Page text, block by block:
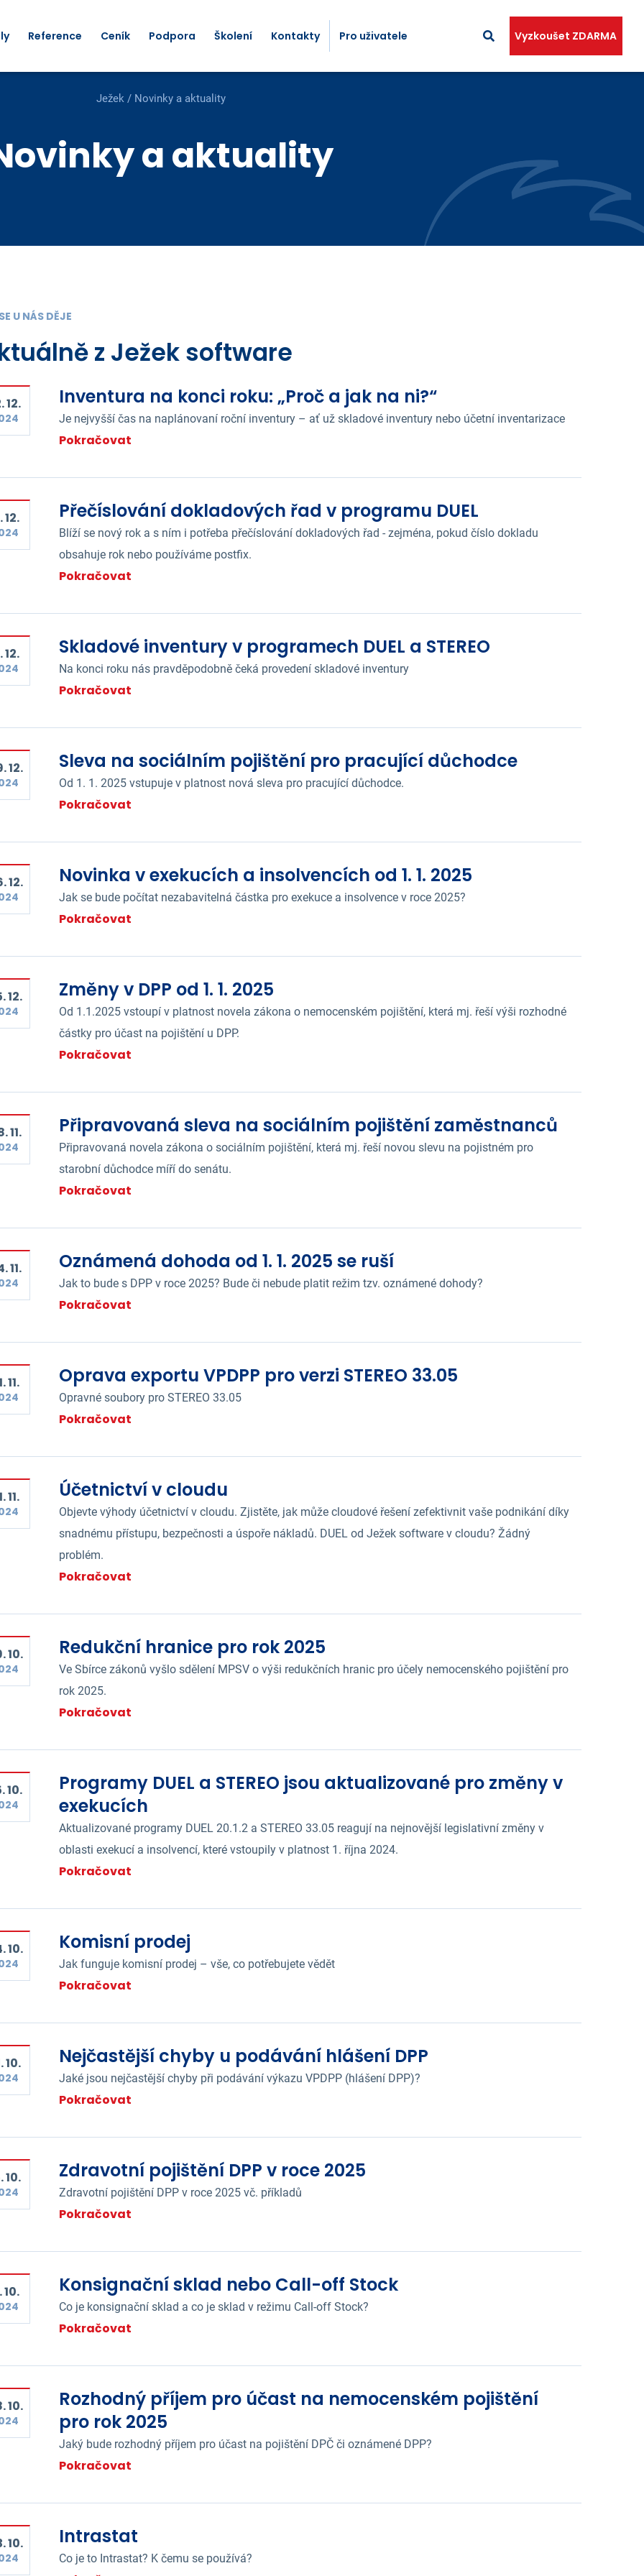
Reference Ceník Podpora Školení Kontakty Pro uživatele Vyzkoušet ZDARMA
Ježek / Novinky a aktuality
a aktuality
U NÁS DĚJE
z Ježek software
12. Inventura na konci roku: „Proč a jak na ni?“
Je nejvyšší čas na naplánovaní roční inventury – ať už skladové inventury nebo účetní inventarizace
Pokračovat
12. Přečíslování dokladových řad v programu DUEL
Blíží se nový rok a s ním i potřeba přečíslování dokladových řad - zejména, pokud číslo dokladu
obsahuje rok nebo používáme postfix.
Pokračovat
12. Skladové inventury v programech DUEL a STEREO
Na konci roku nás pravděpodobně čeká provedení skladové inventury
Pokračovat
12. Sleva na sociálním pojištění pro pracující důchodce
Od 1. 1. 2025 vstupuje v platnost nová sleva pro pracující důchodce.
Pokračovat
12. Novinka v exekucích a insolvencích od 1. 1. 2025
Jak se bude počítat nezabavitelná částka pro exekuce a insolvence v roce 2025?
Pokračovat
12. Změny v DPP od 1. 1. 2025
Od 1.1.2025 vstoupí v platnost novela zákona o nemocenském pojištění, která mj. řeší výši rozhodné
částky pro účast na pojištění u DPP.
Pokračovat
11. Připravovaná sleva na sociálním pojištění zaměstnanců
Připravovaná novela zákona o sociálním pojištění, která mj. řeší novou slevu na pojistném pro
starobní důchodce míří do senátu.
Pokračovat
11. Oznámená dohoda od 1. 1. 2025 se ruší
Jak to bude s DPP v roce 2025? Bude či nebude platit režim tzv. oznámené dohody?
Pokračovat
11. Oprava exportu VPDPP pro verzi STEREO 33.05
Opravné soubory pro STEREO 33.05
Pokračovat
11. Účetnictví v cloudu
Objevte výhody účetnictví v cloudu. Zjistěte, jak může cloudové řešení zefektivnit vaše podnikání díky
snadnému přístupu, bezpečnosti a úspoře nákladů. DUEL od Ježek software v cloudu? Žádný
problém.
Pokračovat
10. Redukční hranice pro rok 2025
Ve Sbírce zákonů vyšlo sdělení MPSV o výši redukčních hranic pro účely nemocenského pojištění pro
rok 2025.
Pokračovat
10.
Programy DUEL a STEREO jsou aktualizované pro změny v
exekucích
Aktualizované programy DUEL 20.1.2 a STEREO 33.05 reagují na nejnovější legislativní změny v
oblasti exekucí a insolvencí, které vstoupily v platnost 1. října 2024.
Pokračovat
10. Komisní prodej
Jak funguje komisní prodej – vše, co potřebujete vědět
Pokračovat
10. Nejčastější chyby u podávání hlášení DPP
Jaké jsou nejčastější chyby při podávání výkazu VPDPP (hlášení DPP)?
Pokračovat
10. Zdravotní pojištění DPP v roce 2025
Zdravotní pojištění DPP v roce 2025 vč. příkladů
Pokračovat
10. Konsignační sklad nebo Call-off Stock
Co je konsignační sklad a co je sklad v režimu Call-off Stock?
Pokračovat
10.
Rozhodný příjem pro účast na nemocenském pojištění
pro rok 2025
Jaký bude rozhodný příjem pro účast na pojištění DPČ či oznámené DPP?
Pokračovat
10. Intrastat
Co je to Intrastat? K čemu se používá?